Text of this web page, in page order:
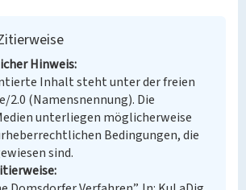
Hinweis
Inhalt steht unter der freien
2.0 (Namensnennung). Die
unterliegen möglicherweise
Bedingungen, die
sind.